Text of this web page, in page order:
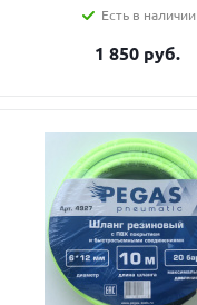
Есть в наличии
1 850 руб.